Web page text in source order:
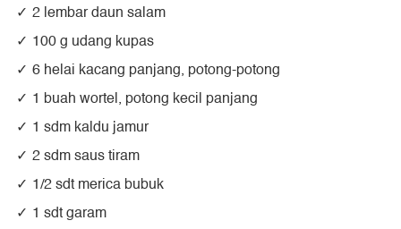
2 lembar daun salam
100 g udang kupas
6 helai kacang panjang, potong-potong
1 buah wortel, potong kecil panjang
1 sdm kaldu jamur
2 sdm saus tiram
1/2 sdt merica bubuk
1 sdt garam